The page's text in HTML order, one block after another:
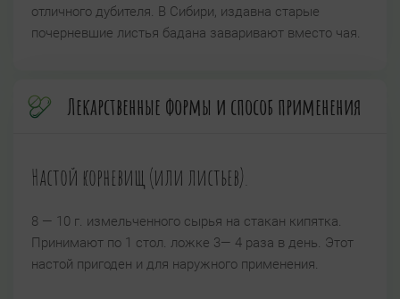
отличного дубителя. В Сибири, издавна старые
почерневшие листья бадана заваривают вместо чая.
Лекарственные формы и способ применения
Настой корневищ (или листьев).
8 — 10 г. измельченного сырья на стакан кипятка.
Принимают по 1 стол. ложке 3— 4 раза в день. Этот
настой пригоден и для наружного применения.